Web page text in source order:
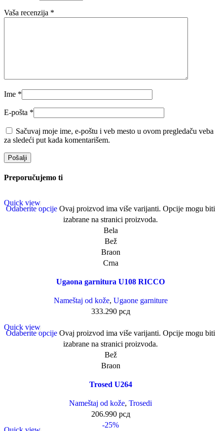
Vaša recenzija *
Ime *
E-pošta *
Sačuvaj moje ime, e-poštu i veb mesto u ovom pregledaču veba
za sledeći put kada komentarišem.
Preporučujemo ti
Quick view
Odaberite opcije Ovaj proizvod ima više varijanti. Opcije mogu biti
izabrane na stranici proizvoda.
Bela
Bež
Braon
Crna
Ugaona garnitura U108 RICCO
Nameštaj od kože, Ugaone garniture
333.290 рсд
Quick view
Odaberite opcije Ovaj proizvod ima više varijanti. Opcije mogu biti
izabrane na stranici proizvoda.
Bež
Braon
Trosed U264
Nameštaj od kože, Trosedi
206.990 рсд
-25%